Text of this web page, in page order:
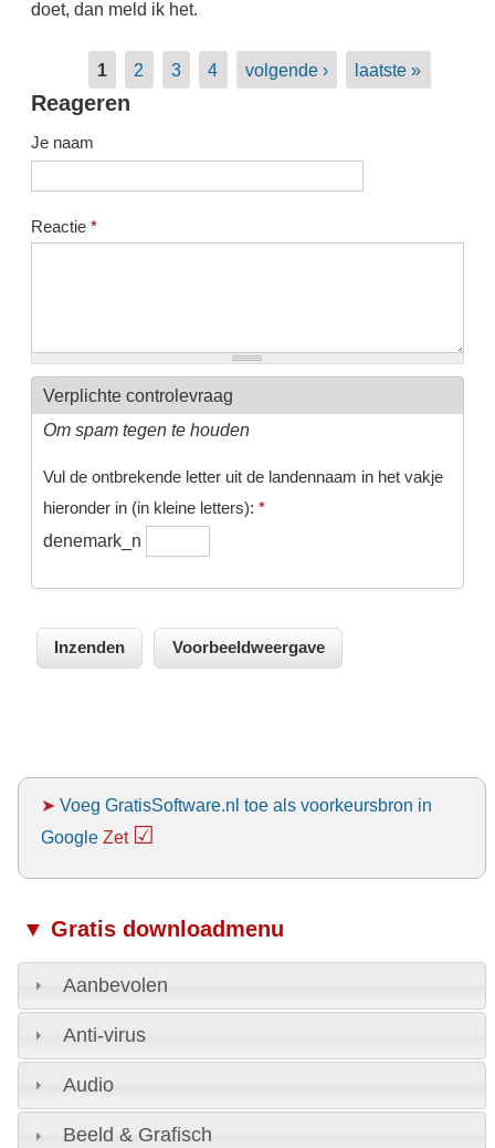
doet, dan meld ik het.
Pagina's
1 2 3 4 volgende › laatste »
Reageren
Je naam
Reactie *
Verplichte controlevraag
Om spam tegen te houden
Vul de ontbrekende letter uit de landennaam in het vakje
hieronder in (in kleine letters): *
denemark_n
➤ Voeg GratisSoftware.nl toe als voorkeursbron in
Google Zet ☑
▼ Gratis downloadmenu
Aanbevolen
Anti-virus
Audio
Beeld & Grafisch